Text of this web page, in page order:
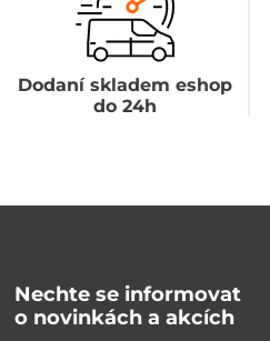
Dodaní skladem eshop
do 24h
Nechte se informovat
o novinkách a akcích